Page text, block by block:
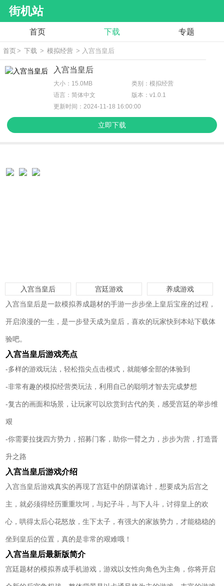
街机站
首页 下载 专题
首页> 下载 > 模拟经营 > 入宫当皇后
入宫当皇后
大小：15.0MB
类别：模拟经营
语言：简体中文
版本：v1.0.1
更新时间：2024-11-18 16:00:00
立即下载
入宫当皇后 宫廷游戏
养成游戏
入宫当皇后是一款模拟养成题材的手游一步步坐上皇后宝座的过程，
开启浪漫的一生，是一步登天成为皇后，喜欢的玩家快到本站下载体
验吧。
入宫当皇后游戏亮点
-多样的游戏玩法，轻松指尖点击模式，就能够全部的体验到
-非常有趣的模拟经营类玩法，利用自己的聪明才智去完成梦想
-复古的画面和场景，让玩家可以欣赏到古代的美，感受宫廷的举步维
艰
-你需要拉拢四方势力，招募门客，助你一臂之力，步步为营，打造晋
升之路
入宫当皇后游戏介绍
入宫当皇后游戏真实的再现了宫廷中的阴谋诡计，想要成为后宫之
主，就必须得经历重重坎坷，与妃子斗，与下人斗，讨得皇上的欢
心，哄得太后心花怒放，生下太子，有强大的家族势力，才能稳稳的
坐到皇后的位置，真的是非常的艰难哦！
入宫当皇后最新版简介
宫廷题材的模拟养成手机游戏，游戏以女性向角色为主角，你将开启